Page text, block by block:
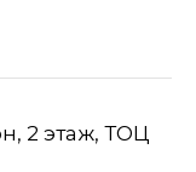
2 этаж, ТОЦ